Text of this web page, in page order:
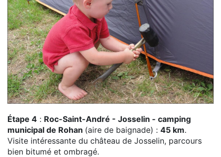
Étape 4 : Roc-Saint-André - Josselin - camping
municipal de Rohan (aire de baignade) : 45 km.
Visite intéressante du château de Josselin, parcours
bien bitumé et ombragé.